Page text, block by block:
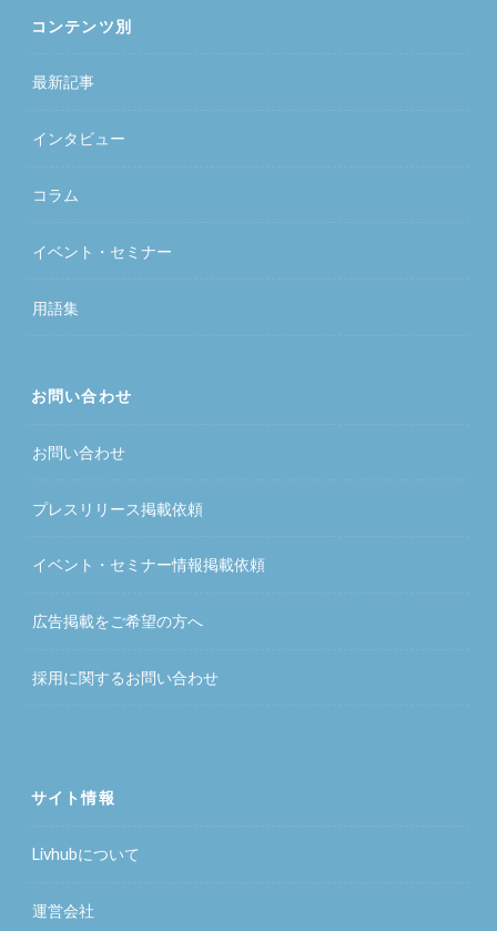
コンテンツ別
最新記事
インタビュー
コラム
イベント・セミナー
用語集
お問い合わせ
お問い合わせ
プレスリリース掲載依頼
イベント・セミナー情報掲載依頼
広告掲載をご希望の方へ
採用に関するお問い合わせ
サイト情報
Livhubについて
運営会社